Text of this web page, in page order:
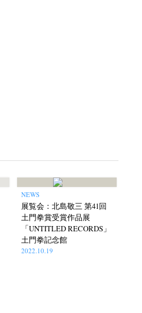
NEWS
展覧会：北島敬三 第41回
土門拳賞受賞作品展
「UNTITLED RECORDS」
土門拳記念館
2022.10.19